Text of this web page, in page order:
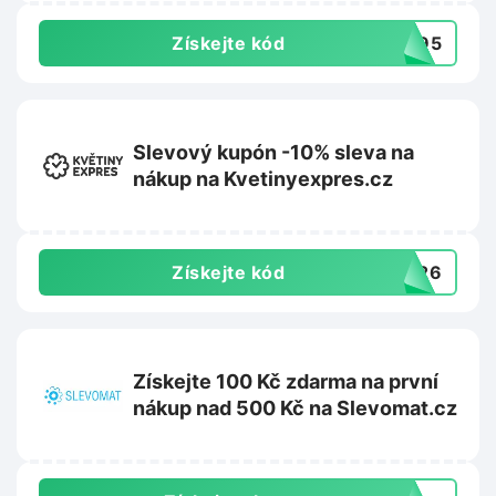
Získejte kód 2095
Slevový kupón -10% sleva na
nákup na Kvetinyexpres.cz
Získejte kód TO26
Získejte 100 Kč zdarma na první
nákup nad 500 Kč na Slevomat.cz